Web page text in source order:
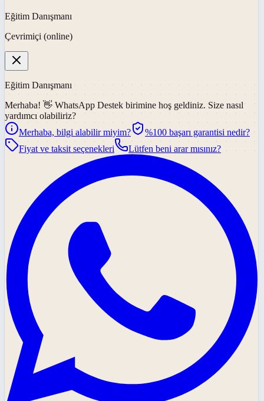
Eğitim Danışmanı
Çevrimiçi (online)
Eğitim Danışmanı
Merhaba! 👋 WhatsApp Destek birimine hoş geldiniz. Size nasıl
yardımcı olabiliriz?
Merhaba, bilgi alabilir miyim?
%100 başarı garantisi nedir?
Fiyat ve taksit seçenekleri
Lütfen beni arar mısınız?